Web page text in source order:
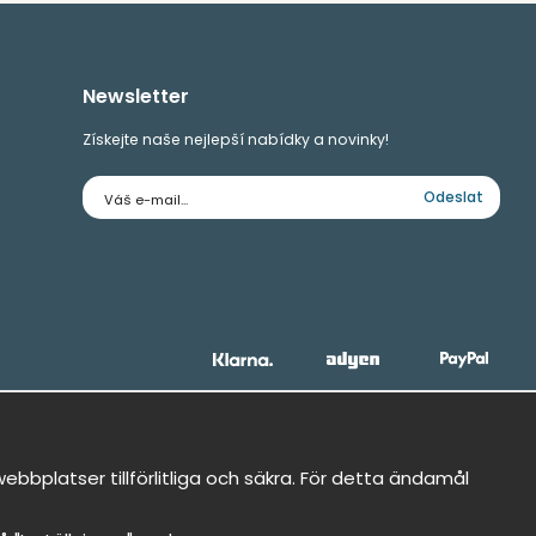
Newsletter
Získejte naše nejlepší nabídky a novinky!
E-
mailová
Odeslat
tillförlitliga och säkra. För detta ändamål